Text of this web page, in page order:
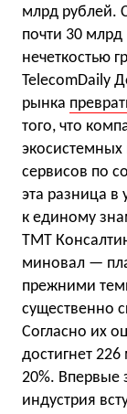
млрд рублей.
почти 30
нечеткостью
TelecomDaily
рынка
того, что
сервисов по
эта разница в
к единому
ТМТ
миновал —
прежними
существенно
Согласно их
достигнет
20%. Впервые
индустрия